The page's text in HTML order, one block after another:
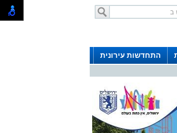
התחדשות עירונית